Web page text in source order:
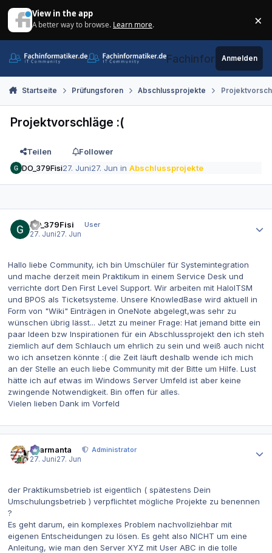
View in the app
A better way to browse. Learn more. ×
Fachinformatiker.de
Anmelden
Startseite Prüfungsforen Abschlussprojekte
Projektvorschläge :(
Teilen
Follower
DO_379Fisi27. Juni27. Jun inAbschlussprojekte
DO_379Fisi
User
27. Juni27. Jun
Hallo liebe Community, ich bin Umschüler für Systemintegration
und mache derzeit mein Praktikum in einem Service Desk und
verrichte dort Den First Level Support. Wir arbeiten mit HaloITSM
und BPOS als Ticketsysteme. Unsere KnowledBase wird aktuell in
Form von "Wiki" Einträgen in OneNote abgelegt,was sehr zu
wünschen übrig lässt... Jetzt zu meiner Frage: Hat jemand bitte ein
paar Ideen bzw Inspirationen für ein Abschlussprojekt den ich steh
ziemlich auf dem Schlauch um ehrlich zu sein und weiß auch nicht
wo ich ansetzen könnte :( die Zeit läuft deshalb wende ich mich
an der Stelle an euch liebe Community mit der Bitte um Hilfe. Lust
hätte ich auf etwas im Windows Server Umfeld ist aber keine
zwingende Notwendigkeit. Bin offen für alles.
Vielen lieben Dank im Vorfeld
charmanta
Administrator
27. Juni27. Jun
der Praktikumsbetrieb ist eigentlich ( spätestens Dein
Umschulungsbetrieb ) verpflichtet mögliche Projekte zu benennen
?
Es geht darum, ein komplexes Problem nachvollziehbar mit
eigenen Entscheidungen zu lösen. Es geht also NICHT um eine
Anleitung, wie man den Server XYZ mit User ABC in die tolle